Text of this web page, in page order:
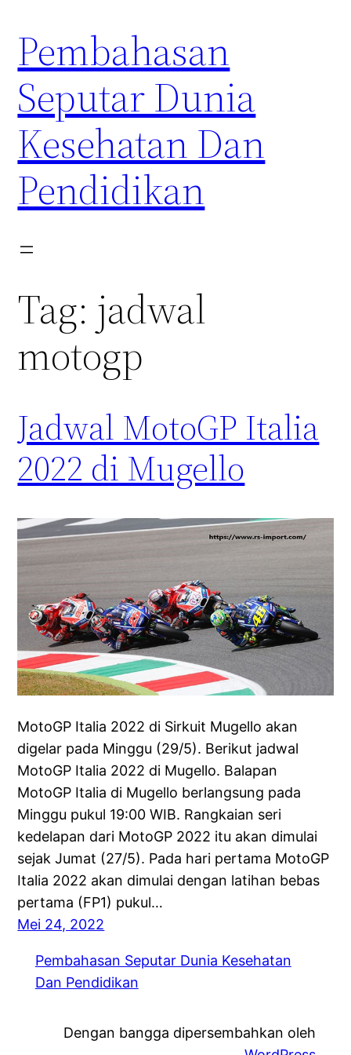
content
Pembahasan
Seputar Dunia
Kesehatan Dan
Pendidikan
Tag: jadwal
motogp
Jadwal MotoGP Italia
2022 di Mugello
MotoGP Italia 2022 di Sirkuit Mugello akan
digelar pada Minggu (29/5). Berikut jadwal
MotoGP Italia 2022 di Mugello. Balapan
MotoGP Italia di Mugello berlangsung pada
Minggu pukul 19:00 WIB. Rangkaian seri
kedelapan dari MotoGP 2022 itu akan dimulai
sejak Jumat (27/5). Pada hari pertama MotoGP
Italia 2022 akan dimulai dengan latihan bebas
pertama (FP1) pukul…
Mei 24, 2022
Pembahasan Seputar Dunia Kesehatan
Dan Pendidikan
Dengan bangga dipersembahkan oleh